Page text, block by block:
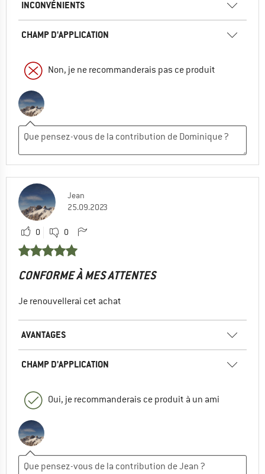
INCONVÉNIENTS
CHAMP D'APPLICATION
Non, je ne recommanderais pas ce produit
Jean
25.09.2023
0 0
CONFORME À MES ATTENTES
Je renouvellerai cet achat
AVANTAGES
CHAMP D'APPLICATION
Oui, je recommanderais ce produit à un ami